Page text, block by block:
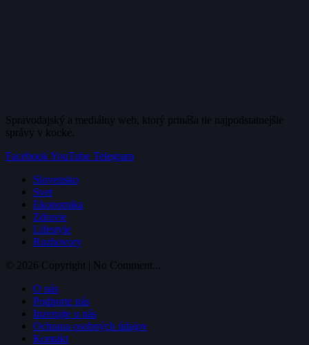
Spravodajský a mediálny web, ktorý prináša tie najpodstatnejšie
správy v kocke.
FacebookYouTube Telegram
Slovensko
Svet
Ekonomika
Zdravie
Lifestyle
Rozhovory
© 2026 Copyright | No Comment...
O nás
Podporte nás
Inzerujte u nás
Ochrana osobných údajov
Kontakt